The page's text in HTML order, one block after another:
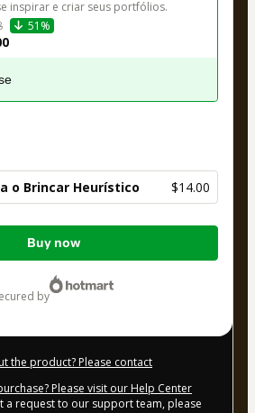
51%
o Brincar Heurístico $14.00
Buy now
secured by
the product? Please contact
Please visit our Help Center
a request to our support team, please